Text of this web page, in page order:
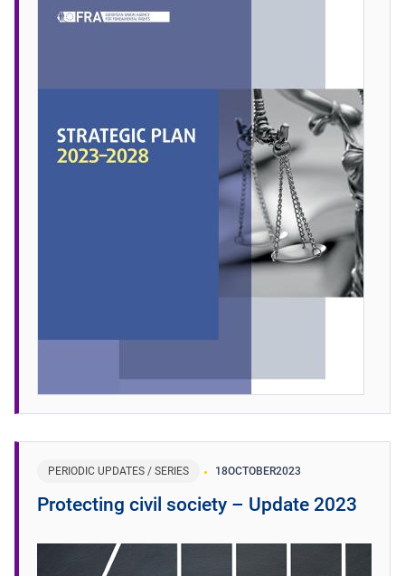
PERIODIC UPDATES / SERIES 18OCTOBER2023
Protecting civil society – Update 2023